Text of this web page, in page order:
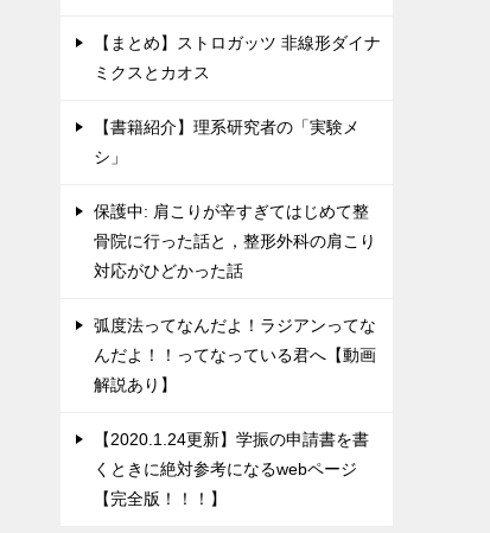
【まとめ】ストロガッツ 非線形ダイナ
ミクスとカオス
【書籍紹介】理系研究者の「実験メ
シ」
保護中: 肩こりが辛すぎてはじめて整
骨院に行った話と，整形外科の肩こり
対応がひどかった話
弧度法ってなんだよ！ラジアンってな
んだよ！！ってなっている君へ【動画
解説あり】
【2020.1.24更新】学振の申請書を書
くときに絶対参考になるwebページ
【完全版！！！】